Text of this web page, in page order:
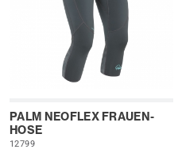
PALM NEOFLEX FRAUEN-
HOSE
12799